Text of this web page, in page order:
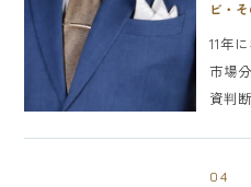
ビ・
11年
市場
資判
04